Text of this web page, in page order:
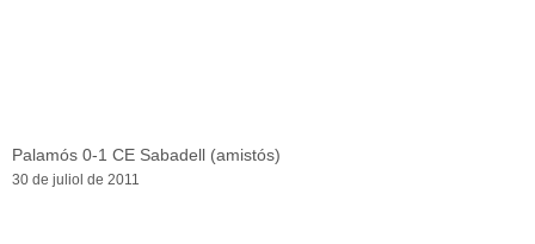
Palamós 0-1 CE Sabadell (amistós)
30 de juliol de 2011